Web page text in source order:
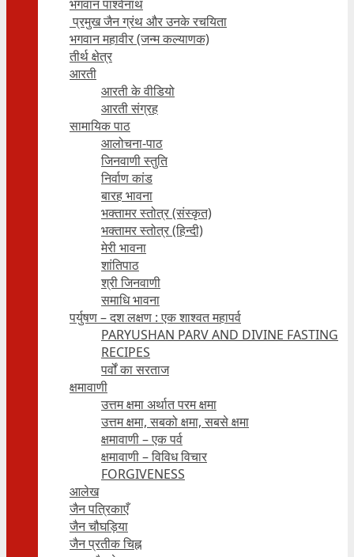
भगवान पार्श्वनाथ
प्रमुख जैन ग्रंथ और उनके रचयिता
भगवान महावीर (जन्म कल्याणक)
तीर्थ क्षेत्र
आरती
आरती के वीडियो
आरती संग्रह
सामायिक पाठ
आलोचना-पाठ
जिनवाणी स्तुति
निर्वाण कांड
बारह भावना
भक्तामर स्तोत्र (संस्कृत)
भक्तामर स्तोत्र (हिन्दी)
मेरी भावना
शांतिपाठ
श्री जिनवाणी
समाधि भावना
पर्युषण – दश लक्षण : एक शाश्वत महापर्व
PARYUSHAN PARV AND DIVINE FASTING
RECIPES
पर्वों का सरताज
क्षमावाणी
उत्तम क्षमा अर्थात परम क्षमा
उत्तम क्षमा, सबको क्षमा, सबसे क्षमा
क्षमावाणी – एक पर्व
क्षमावाणी – विविध विचार
FORGIVENESS
आलेख
जैन पत्रिकाएँ
जैन चौघड़िया
जैन प्रतीक चिह्न